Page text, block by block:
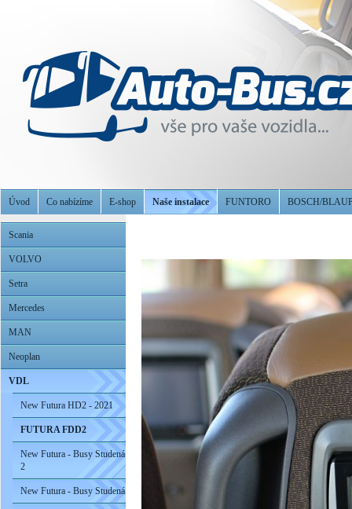
Úvod Co nabízíme E-shop Naše instalace FUNTORO BOSCH/
Scania
VOLVO
Setra
Mercedes
MAN
Neoplan
VDL
New Futura HD2 - 2021
FUTURA FDD2
New Futura - Busy Studená
2
New Futura - Busy Studená